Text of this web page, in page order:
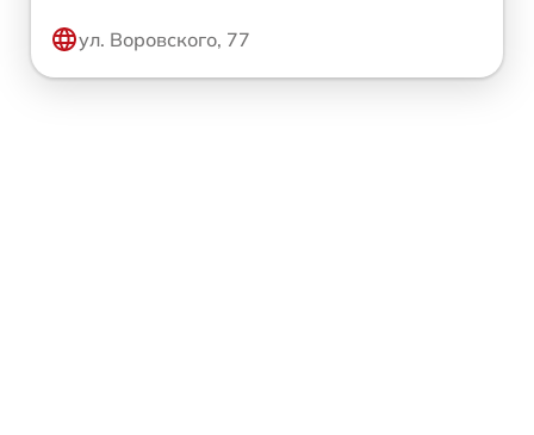
ул. Воровского, 77